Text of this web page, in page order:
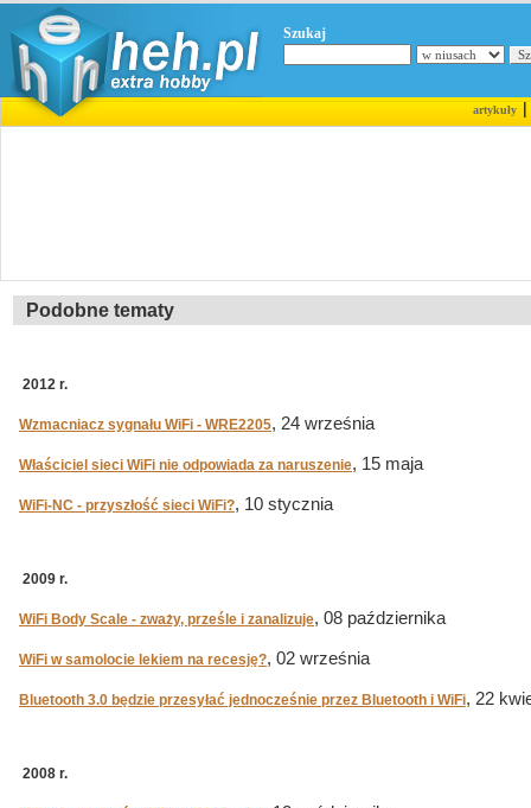
Szukaj
artykuły|
Podobne tematy
2012 r.
Wzmacniacz sygnału WiFi - WRE2205, 24 września
Właściciel sieci WiFi nie odpowiada za naruszenie, 15 maja
WiFi-NC - przyszłość sieci WiFi?, 10 stycznia
2009 r.
WiFi Body Scale - zważy, prześle i zanalizuje, 08 października
WiFi w samolocie lekiem na recesję?, 02 września
Bluetooth 3.0 będzie przesyłać jednocześnie przez Bluetooth i WiFi, 22
2008 r.